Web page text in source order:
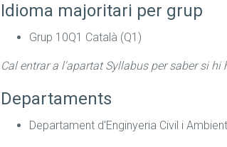
Idioma majoritari per grup
Grup 10Q1 Català (Q1)
Cal entrar a l'apartat Syllabus per saber si
Departaments
Departament d'Enginyeria Civil i